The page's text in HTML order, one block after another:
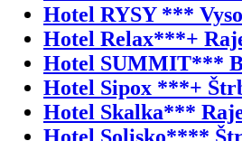
Hotel RYSY ***
Hotel Relax***+
Hotel SUMMIT***
Hotel Sipox ***+
Hotel Skalka***